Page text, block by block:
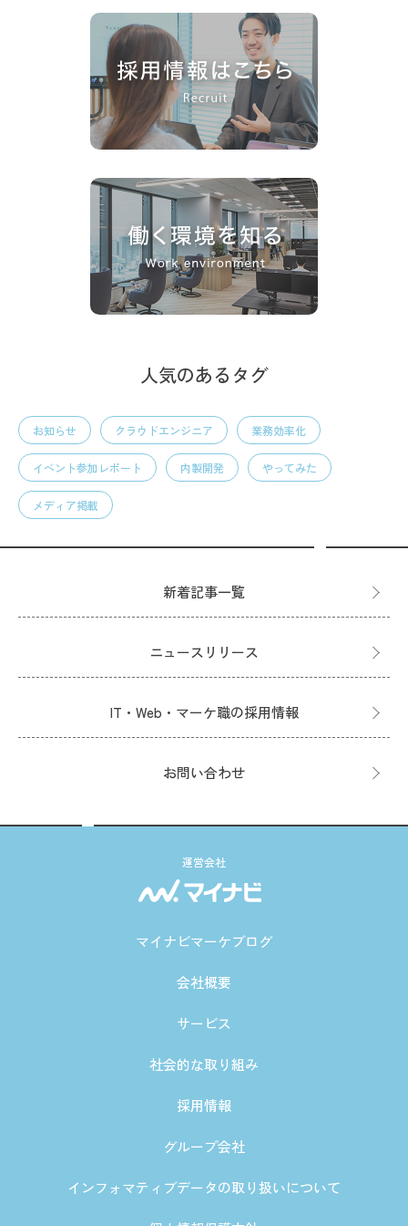
人気のあるタグ
お知らせ クラウドエンジニア 業務効率化
イベント参加レポート 内製開発 やってみた
メディア掲載
新着記事一覧
ニュースリリース
IT・Web・マーケ職の採用情報
お問い合わせ
運営会社
マイナビマーケブログ
会社概要
サービス
社会的な取り組み
採用情報
グループ会社
インフォマティブデータの取り扱いについて